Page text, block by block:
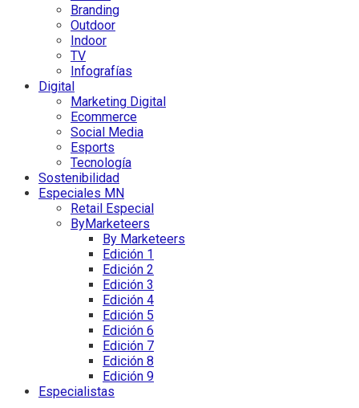
Branding
Outdoor
Indoor
TV
Infografías
Digital
Marketing Digital
Ecommerce
Social Media
Esports
Tecnología
Sostenibilidad
Especiales MN
Retail Especial
ByMarketeers
By Marketeers
Edición 1
Edición 2
Edición 3
Edición 4
Edición 5
Edición 6
Edición 7
Edición 8
Edición 9
Especialistas